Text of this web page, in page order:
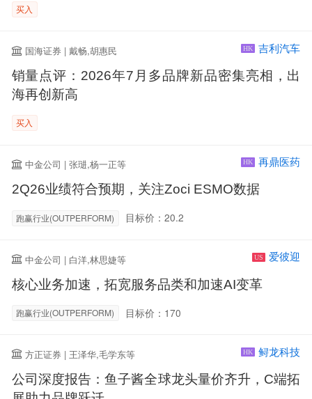
买入
国海证券 | 戴畅,胡惠民 HK 吉利汽车
销量点评：2026年7月多品牌新品密集亮相，出
海再创新高
买入
中金公司 | 张琎,杨一正等 HK 再鼎医药
2Q26业绩符合预期，关注Zoci ESMO数据
跑赢行业(OUTPERFORM) 目标价：20.2
中金公司 | 白洋,林思婕等 US 爱彼迎
核心业务加速，拓宽服务品类和加速AI变革
跑赢行业(OUTPERFORM) 目标价：170
方正证券 | 王泽华,毛学东等 HK 鲟龙科技
公司深度报告：鱼子酱全球龙头量价齐升，C端拓